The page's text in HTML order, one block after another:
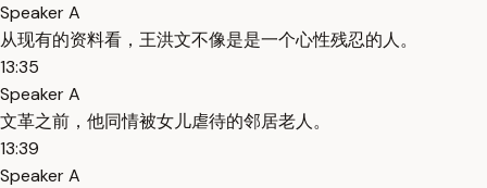
Speaker A
从现有的资料看，王洪文不像是是一个心性残忍的人。
13:35
Speaker A
文革之前，他同情被女儿虐待的邻居老人。
13:39
Speaker A